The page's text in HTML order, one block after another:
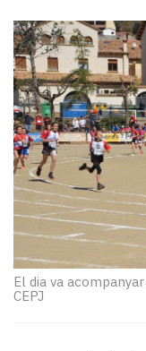
i
mitjans
El
temps
Reportatges
Entrevistes
Enquestes
A
escena!
Dis
Subscriptors
La
El dia va
CEPJ